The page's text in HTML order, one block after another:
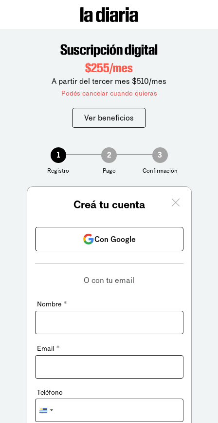
Suscripción digital
$255/mes
A partir del tercer mes $510/mes
Podés cancelar cuando quieras
Ver beneficios
1
Registro
2
Pago
3
Confirmación
Creá tu cuenta
Con Google
O con tu email
Nombre *
Email *
Teléfono
Uruguay